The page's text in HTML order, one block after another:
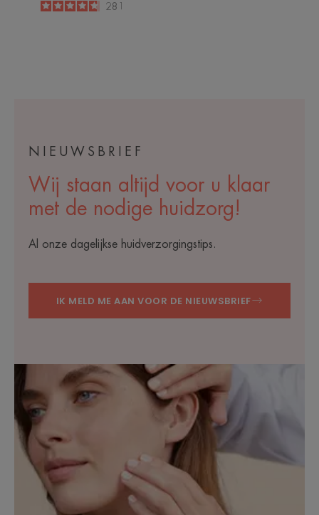
4.8
/
5
281
NIEUWSBRIEF
Wij staan altijd voor u klaar
met de nodige huidzorg!
Al onze dagelijkse huidverzorgingstips.
IK MELD ME AAN VOOR DE NIEUWSBRIEF